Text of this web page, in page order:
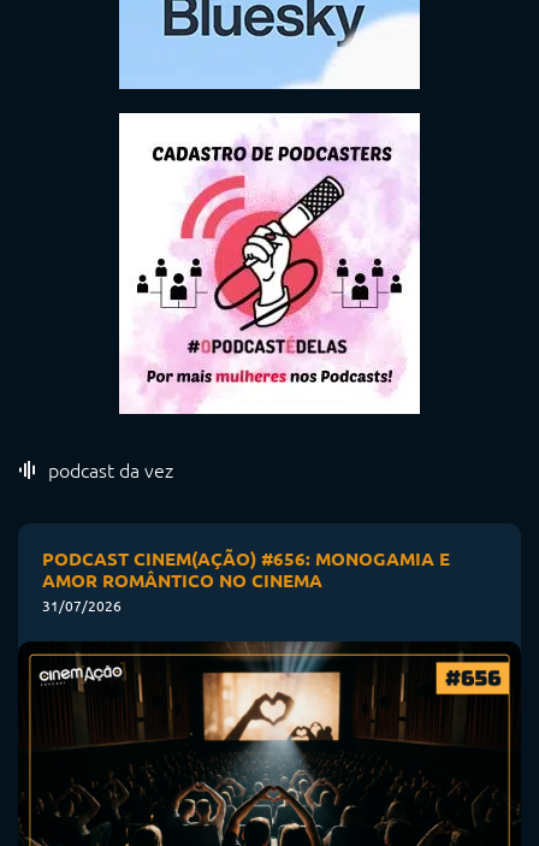
podcast da vez
PODCAST CINEM(AÇÃO) #656: MONOGAMIA E
AMOR ROMÂNTICO NO CINEMA
31/07/2026